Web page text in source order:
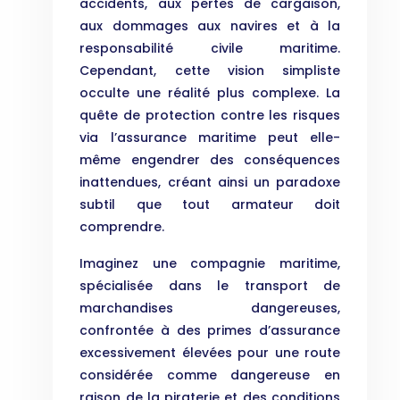
accidents, aux pertes de cargaison,
aux dommages aux navires et à la
responsabilité civile maritime.
Cependant, cette vision simpliste
occulte une réalité plus complexe. La
quête de protection contre les risques
via l’assurance maritime peut elle-
même engendrer des conséquences
inattendues, créant ainsi un paradoxe
subtil que tout armateur doit
comprendre.
Imaginez une compagnie maritime,
spécialisée dans le transport de
marchandises dangereuses,
confrontée à des primes d’assurance
excessivement élevées pour une route
considérée comme dangereuse en